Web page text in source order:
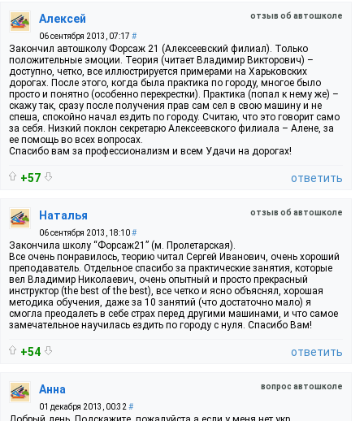
отзыв об автошколе
Алексей
06 сентября 2013, 07:17 #
Закончил автошколу Форсаж 21 (Алексеевский филиал). Только
положительные эмоции. Теория (читает Владимир Викторович) –
доступно, четко, все иллюстрируется примерами на Харьковских
дорогах. После этого, когда была практика по городу, многое было
просто и понятно (особенно перекрестки). Практика (попал к нему же) –
скажу так, сразу после получения прав сам сел в свою машину и не
спеша, спокойно начал ездить по городу. Считаю, что это говорит само
за себя. Низкий поклон секретарю Алексеевского филиала – Алене, за
ее помощь во всех вопросах.
Спасибо вам за профессионализм и всем Удачи на дорогах!
+57 ответить
отзыв об автошколе
Наталья
06 сентября 2013, 18:10#
Закончила школу “Форсаж21” (м. Пролетарская).
Все очень понравилось, теорию читал Сергей Иванович, очень хороший
преподаватель. Отдельное спасибо за практические занятия, которые
вел Владимир Николаевич, очень опытный и просто прекрасный
инструктор (the best of the best), все четко и ясно объяснял, хорошая
методика обучения, даже за 10 занятий (что достаточно мало) я
смогла преодалеть в себе страх перед другими машинами, и что самое
замечательное научилась ездить по городу с нуля. Cпасибо Вам!
+54 ответить
вопрос автошколе
Анна
01 декабря 2013, 00:32 #